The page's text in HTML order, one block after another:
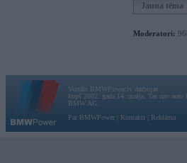
Jauna tēma
Moderatori:
Vortāls BMWPower.lv darbojas
kopš 2002. gada 14. maija. Tas nav
BMW AG.
Par BMWPower
Kontakti Reklāma